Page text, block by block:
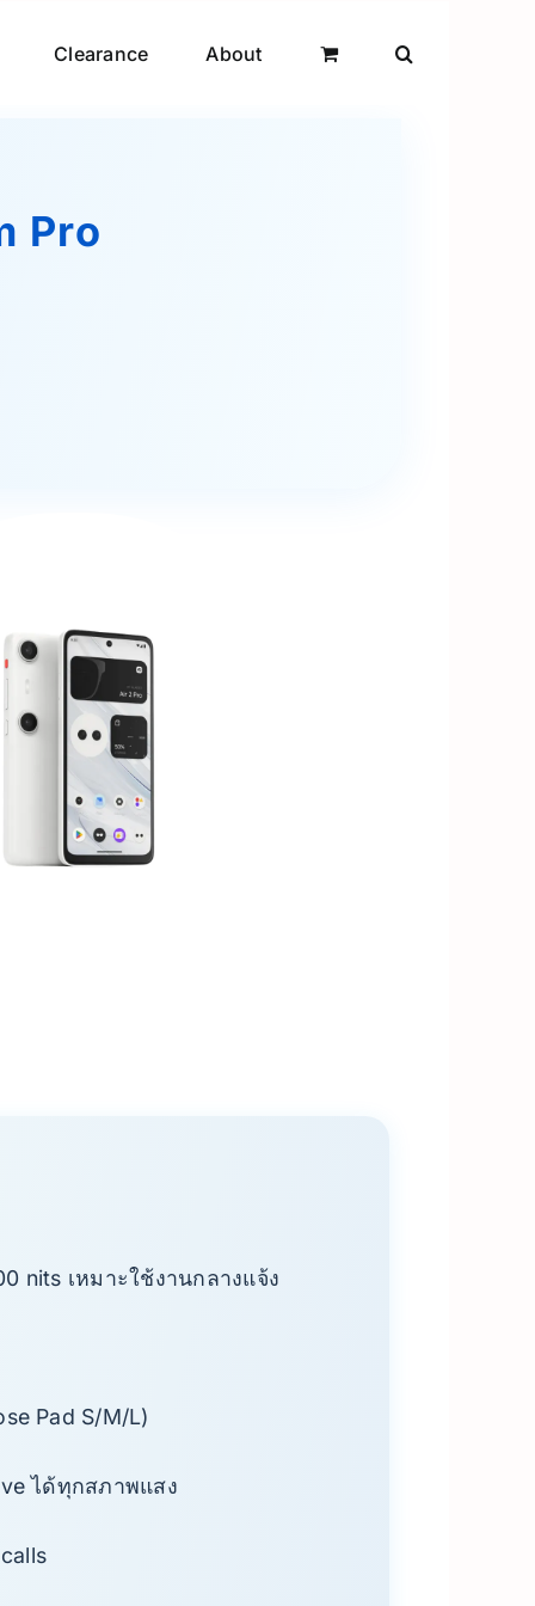
Clearance About
Pro
nits เหมาะใช้งานกลางแจ้ง
Pad S/M/L)
ได้ทุกสภาพแสง